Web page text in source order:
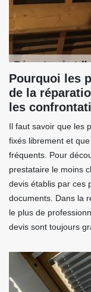
Pourquoi les
de la
les
Il faut savoir que les
fixés librement et
fréquents. Pour
prestataire le moins
devis établis par ces
documents. Dans la
le plus de
devis sont toujours